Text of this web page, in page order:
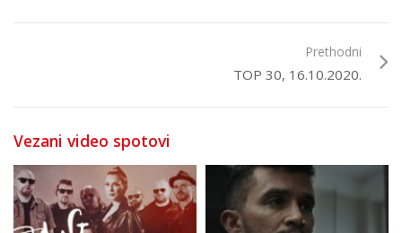
Prethodni
TOP 30, 16.10.2020.
Vezani video spotovi